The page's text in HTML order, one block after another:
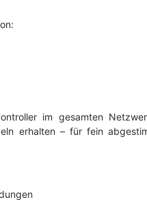
im gesamten
erhalten – für fein